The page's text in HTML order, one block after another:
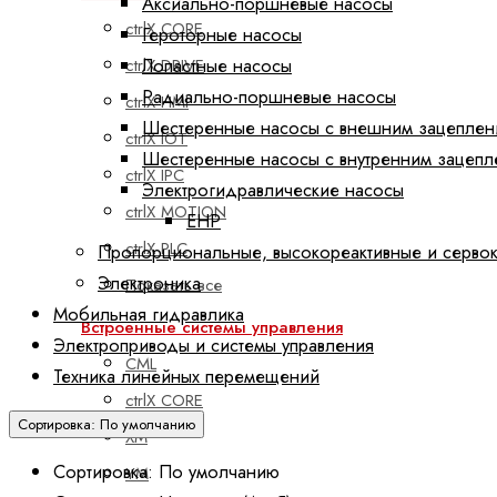
ctrlX CORE
ctrlX DRIVE
ctrlX HMI
ctrlX IOT
ctrlX IPC
ctrlX MOTION
ctrlX PLC
Показать все
Встроенные системы управления
CML
ctrlX CORE
XM
YM
Героторные насосы
Лопастные насосы
Радиально-поршневые насосы
Шестеренные насосы с внешним
Шестеренные насосы с внутренним
Электрогидравлические насосы
EHP
Пропорциональные, высокореактивные и
Электроника
Мобильная гидравлика
Электроприводы и системы управления
Техника линейных перемещений
Сортировка: По умолчанию
Сортировка: По умолчанию